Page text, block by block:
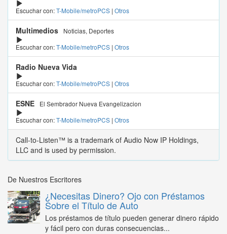
Escuchar con:T-Mobile/metroPCS | Otros
Multimedios
Noticias, Deportes
Escuchar con:T-Mobile/metroPCS | Otros
Radio Nueva Vida
Escuchar con:T-Mobile/metroPCS | Otros
ESNE
El Sembrador Nueva Evangelizacion
Escuchar con:T-Mobile/metroPCS | Otros
Call-to-Listen™ is a trademark of Audio Now IP Holdings,
LLC and is used by permission.
De Nuestros Escritores
¿Necesitas Dinero? Ojo con Préstamos
Sobre el Título de Auto
Los préstamos de título pueden generar dinero rápido
y fácil pero con duras consecuencias...